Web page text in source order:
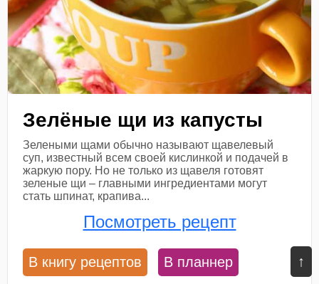
↑
Зелёные щи из капусты
Зелеными щами обычно называют щавелевый
суп, известный всем своей кислинкой и подачей в
жаркую пору. Но не только из щавеля готовят
зеленые щи – главными ингредиентами могут
стать шпинат, крапива...
Посмотреть рецепт
В книгу рецептов В планнер